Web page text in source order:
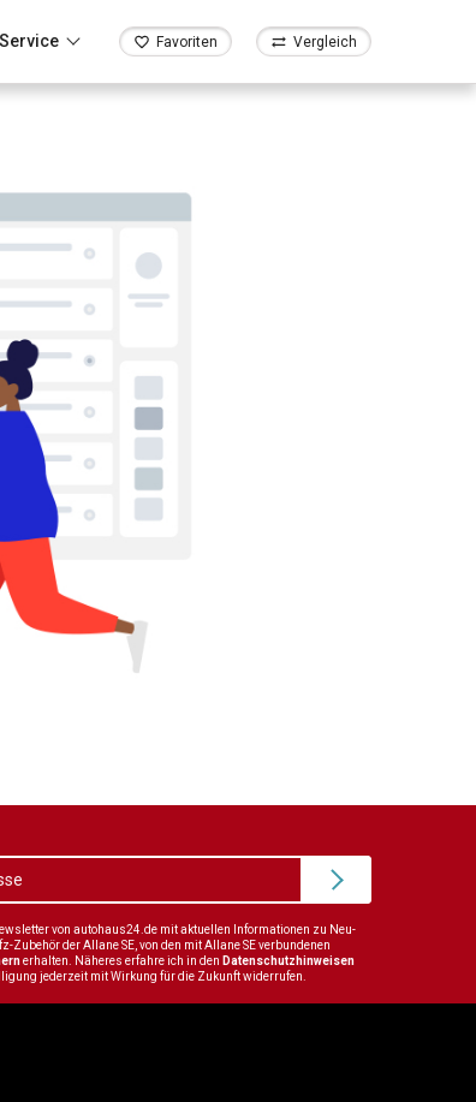
Service Favoriten Vergleich
von autohaus24.de mit aktuellen Informationen zu Neu-
Zubehör der Allane SE, von den mit Allane SE verbundenen
erhalten. Näheres erfahre ich in den Datenschutzhinweisen
jederzeit mit Wirkung für die Zukunft widerrufen.